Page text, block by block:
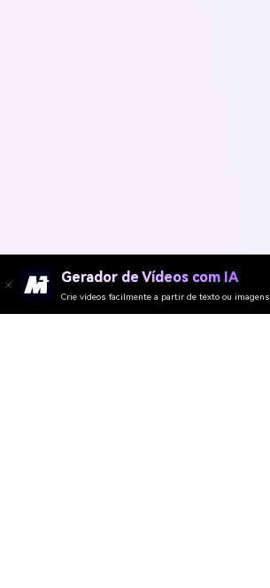
Gerador de Vídeos com IA
Crie vídeos facilmente a partir de texto ou imagens